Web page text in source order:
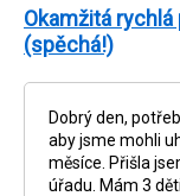
Okamžitá
(spěchá!)
Dobrý den,
aby jsme mohli
měsíce. Přišla
úřadu. Mám 3